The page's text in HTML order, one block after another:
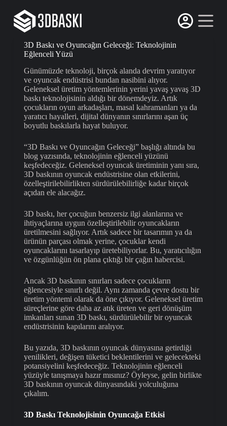
k
3D Baskı ve Oyuncağın Geleceği: Teknolojinin
Eğlenceli Yüzü
Günümüzde teknoloji, birçok alanda devrim yaratıyor
ve oyuncak endüstrisi bundan nasibini alıyor.
Geleneksel üretim yöntemlerinin yerini yavaş yavaş 3D
baskı teknolojisinin aldığı bir dönemdeyiz. Artık
çocukların oyun arkadaşları, masal kahramanları ya da
yaratıcı hayalleri, dijital dünyanın sınırlarını aşan üç
boyutlu baskılarla hayat buluyor.
“3D Baskı ve Oyuncağın Geleceği” başlığı altında bu
blog yazısında, teknolojinin eğlenceli yüzünü
keşfedeceğiz. Geleneksel oyuncak üretiminin yanı sıra,
3D baskının oyuncak endüstrisine olan etkilerini,
özelleştirilebilirlikten sürdürülebilirliğe kadar birçok
açıdan ele alacağız.
3D baskı, her çocuğun benzersiz ilgi alanlarına ve
ihtiyaçlarına uygun özelleştirilebilir oyuncakların
üretilmesini sağlıyor. Artık sadece bir tasarımın ya da
ürünün parçası olmak yerine, çocuklar kendi
oyuncaklarını tasarlayıp üretebiliyorlar. Bu, yaratıcılığın
ve özgünlüğün ön plana çıktığı bir çağın habercisi.
Ancak 3D baskının sınırları sadece çocukların
eğlencesiyle sınırlı değil. Aynı zamanda çevre dostu bir
üretim yöntemi olarak da öne çıkıyor. Geleneksel üretim
süreçlerine göre daha az atık üreten ve geri dönüşüm
imkanları sunan 3D baskı, sürdürülebilir bir oyuncak
endüstrisinin kapılarını aralıyor.
Bu yazıda, 3D baskının oyuncak dünyasına getirdiği
yenilikleri, değişen tüketici beklentilerini ve gelecekteki
potansiyelini keşfedeceğiz. Teknolojinin eğlenceli
yüzüyle tanışmaya hazır mısınız? Öyleyse, gelin birlikte
3D baskının oyuncak dünyasındaki yolculuğuna
çıkalım.
3D Baskı Teknolojisinin Oyuncağa Etkisi